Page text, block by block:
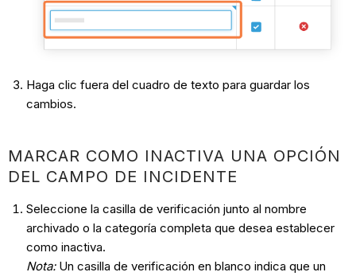
Haga clic fuera del cuadro de texto para guardar los
cambios.
MARCAR COMO INACTIVA UNA OPCIÓN
DEL CAMPO DE INCIDENTE
Seleccione la casilla de verificación junto al nombre
archivado o la categoría completa que desea establecer
como inactiva.
Nota: Un casilla de verificación en blanco indica que un